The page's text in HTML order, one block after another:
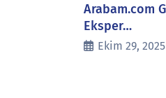
Arabam.com
Eksper…
Ekim 29, 2025